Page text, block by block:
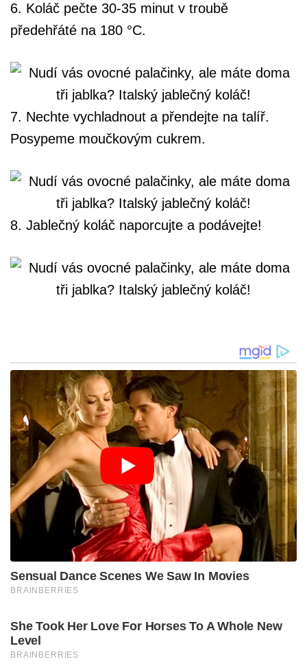
6. Koláč pečte 30-35 minut v troubě
předehřáté na 180 °C.
7. Nechte vychladnout a přendejte na talíř.
Posypeme moučkovým cukrem.
8. Jablečný koláč naporcujte a podávejte!